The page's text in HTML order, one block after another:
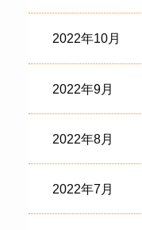
2022年10月
2022年9月
2022年8月
2022年7月